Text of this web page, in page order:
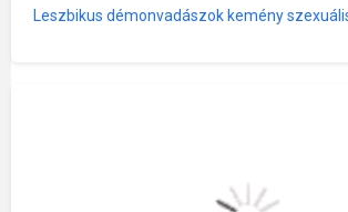
Leszbikus démonvadászok kemény